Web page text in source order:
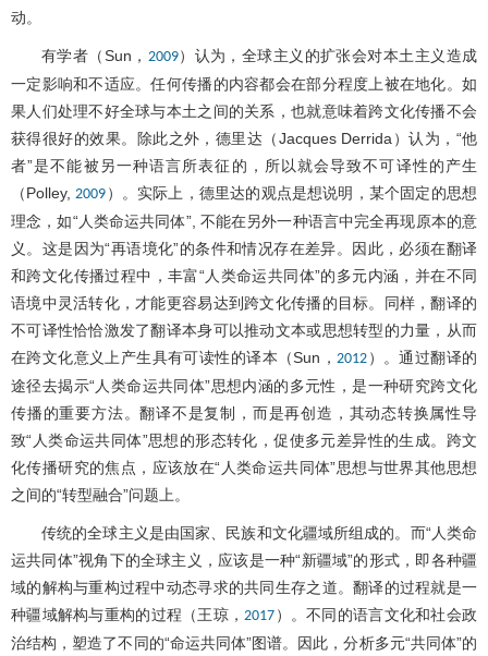
动。
有学者（Sun， 2009）认为，全球主义的扩张会对本土主义造成
一定影响和不适应。任何传播的内容都会在部分程度上被在地化。如
果人们处理不好全球与本土之间的关系，也就意味着跨文化传播不会
获得很好的效果。除此之外，德里达（Jacques Derrida）认为，“他
者”是不能被另一种语言所表征的，所以就会导致不可译性的产生
（Polley, 2009 ）。实际上，德里达的观点是想说明，某个固定的思想
理念，如“人类命运共同体”, 不能在另外一种语言中完全再现原本的意
义。这是因为“再语境化”的条件和情况存在差异。因此，必须在翻译
和跨文化传播过程中，丰富“人类命运共同体”的多元内涵，并在不同
语境中灵活转化，才能更容易达到跨文化传播的目标。同样，翻译的
不可译性恰恰激发了翻译本身可以推动文本或思想转型的力量，从而
在跨文化意义上产生具有可读性的译本（Sun， 2012 ）。通过翻译的
途径去揭示“人类命运共同体”思想内涵的多元性，是一种研究跨文化
传播的重要方法。翻译不是复制，而是再创造，其动态转换属性导
致“人类命运共同体”思想的形态转化，促使多元差异性的生成。跨文
化传播研究的焦点，应该放在“人类命运共同体”思想与世界其他思想
之间的“转型融合”问题上。
传统的全球主义是由国家、民族和文化疆域所组成的。而“人类命
运共同体”视角下的全球主义，应该是一种“新疆域”的形式，即各种疆
域的解构与重构过程中动态寻求的共同生存之道。翻译的过程就是一
种疆域解构与重构的过程（王琼， 2017 ）。不同的语言文化和社会政
治结构，塑造了不同的“命运共同体”图谱。因此，分析多元“共同体”的